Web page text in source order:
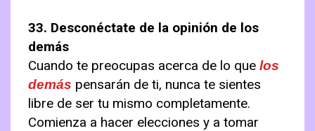
33. Desconéctate de la opinión de los
demás
Cuando te preocupas acerca de lo que los
demás pensarán de ti, nunca te sientes
libre de ser tu mismo completamente.
Comienza a hacer elecciones y a tomar